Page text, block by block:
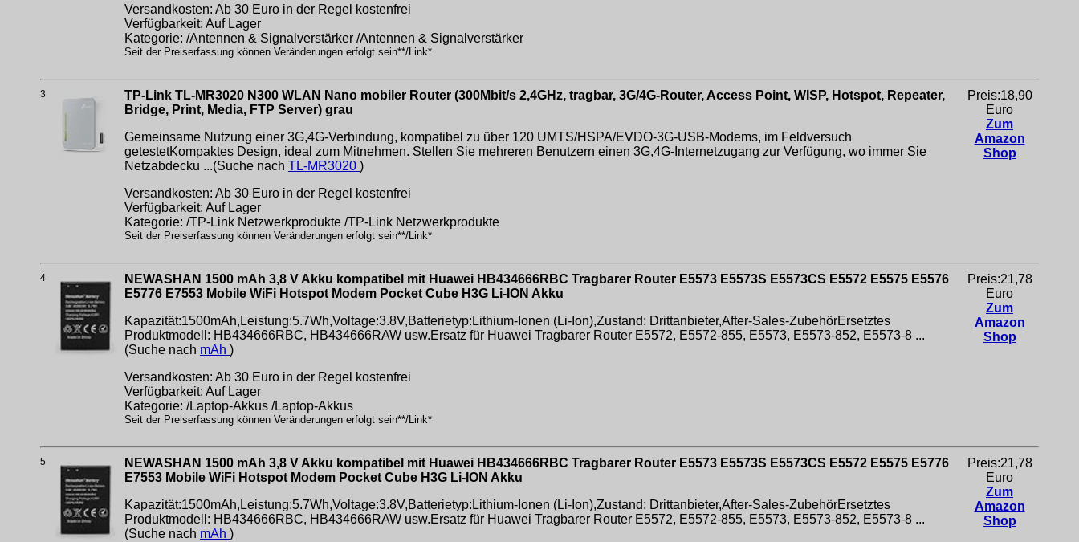
Versandkosten: Ab 30 Euro in der Regel kostenfrei
Verfügbarkeit: Auf Lager
Kategorie: /Antennen & Signalverstärker /Antennen & Signalverstärker
Seit der Preiserfassung können Veränderungen erfolgt sein**/Link*
3
TP-Link TL-MR3020 N300 WLAN Nano mobiler Router (300Mbit/s 2,4GHz, tragbar, 3G/4G-Router, Access Point, WISP, Hotspot, Repeater,
Bridge, Print, Media, FTP Server) grau
Gemeinsame Nutzung einer 3G,4G-Verbindung, kompatibel zu über 120 UMTS/HSPA/EVDO-3G-USB-Modems, im Feldversuch
getestetKompaktes Design, ideal zum Mitnehmen. Stellen Sie mehreren Benutzern einen 3G,4G-Internetzugang zur Verfügung, wo immer Sie
Netzabdecku ...(Suche nach TL-MR3020 )
Versandkosten: Ab 30 Euro in der Regel kostenfrei
Verfügbarkeit: Auf Lager
Kategorie: /TP-Link Netzwerkprodukte /TP-Link Netzwerkprodukte
Seit der Preiserfassung können Veränderungen erfolgt sein**/Link*
Preis:18,90
Euro
Zum
Amazon
Shop
4
NEWASHAN 1500 mAh 3,8 V Akku kompatibel mit Huawei HB434666RBC Tragbarer Router E5573 E5573S E5573CS E5572 E5575 E5576
E5776 E7553 Mobile WiFi Hotspot Modem Pocket Cube H3G Li-ION Akku
Kapazität:1500mAh,Leistung:5.7Wh,Voltage:3.8V,Batterietyp:Lithium-Ionen (Li-Ion),Zustand: Drittanbieter,After-Sales-ZubehörErsetztes
Produktmodell: HB434666RBC, HB434666RAW usw.Ersatz für Huawei Tragbarer Router E5572, E5572-855, E5573, E5573-852, E5573-8 ...
(Suche nach mAh )
Versandkosten: Ab 30 Euro in der Regel kostenfrei
Verfügbarkeit: Auf Lager
Kategorie: /Laptop-Akkus /Laptop-Akkus
Seit der Preiserfassung können Veränderungen erfolgt sein**/Link*
Preis:21,78
Euro
Zum
Amazon
Shop
5
NEWASHAN 1500 mAh 3,8 V Akku kompatibel mit Huawei HB434666RBC Tragbarer Router E5573 E5573S E5573CS E5572 E5575 E5776
E7553 Mobile WiFi Hotspot Modem Pocket Cube H3G Li-ION Akku
Kapazität:1500mAh,Leistung:5.7Wh,Voltage:3.8V,Batterietyp:Lithium-Ionen (Li-Ion),Zustand: Drittanbieter,After-Sales-ZubehörErsetztes
Produktmodell: HB434666RBC, HB434666RAW usw.Ersatz für Huawei Tragbarer Router E5572, E5572-855, E5573, E5573-852, E5573-8 ...
(Suche nach mAh )
Preis:21,78
Euro
Zum
Amazon
Shop